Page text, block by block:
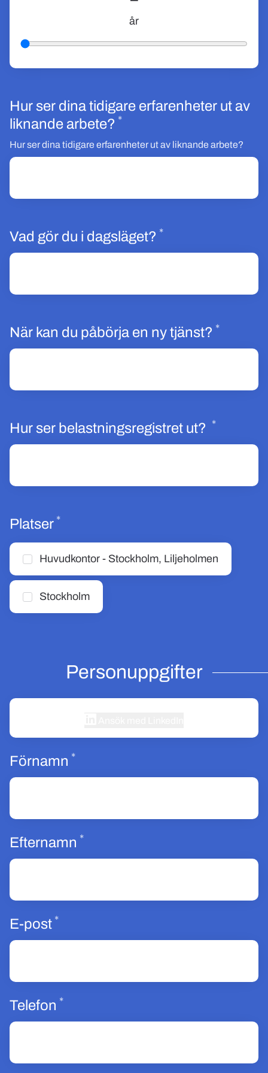
år
Hur ser dina tidigare erfarenheter ut av
liknande arbete? *Obligatoriskt
Hur ser dina tidigare erfarenheter ut av liknande arbete?
Vad gör du i dagsläget? *Obligatoriskt
När kan du påbörja en ny tjänst? *
Hur ser belastningsregistret ut? *
Platser *Obligatoriskt
Huvudkontor - Stockholm, Liljeholmen
Stockholm
Personuppgifter
Förnamn *Obligatoriskt
Efternamn *Obligatoriskt
E-post *Obligatoriskt
Telefon *Obligatoriskt